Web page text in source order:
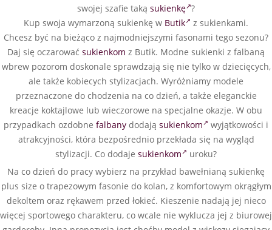
swojej szafie taką sukienkę ?
Kup swoja wymarzoną sukienkę w Butik
z sukienkami.
Chcesz być na bieżąco z najmodniejszymi fasonami tego sezonu?
Daj się oczarować sukienkom z Butik. Modne sukienki z falbaną
wbrew pozorom doskonale sprawdzają się nie tylko w dziecięcych,
ale także kobiecych stylizacjach. Wyróżniamy modele
przeznaczone do chodzenia na co dzień, a także eleganckie
kreacje koktajlowe lub wieczorowe na specjalne okazje. W obu
przypadkach ozdobne falbany dodają sukienkom
wyjątkowości i
atrakcyjności, która bezpośrednio przekłada się na wygląd
stylizacji. Co dodaje sukienkom
uroku?
Na co dzień do pracy wybierz na przykład bawełnianą sukienkę
plus size o trapezowym fasonie do kolan, z komfortowym okrągłym
dekoltem oraz rękawem przed łokieć. Kieszenie nadają jej nieco
więcej sportowego charakteru, co wcale nie wyklucza jej z biurowej